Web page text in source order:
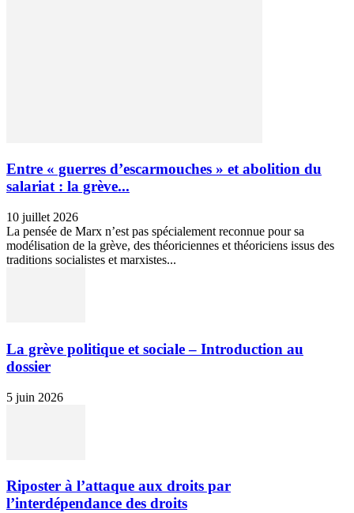
Entre « guerres d’escarmouches » et abolition du
salariat : la grève...
10 juillet 2026
La pensée de Marx n’est pas spécialement reconnue pour sa
modélisation de la grève, des théoriciennes et théoriciens issus des
traditions socialistes et marxistes...
La grève politique et sociale – Introduction au
dossier
5 juin 2026
Riposter à l’attaque aux droits par
l’interdépendance des droits